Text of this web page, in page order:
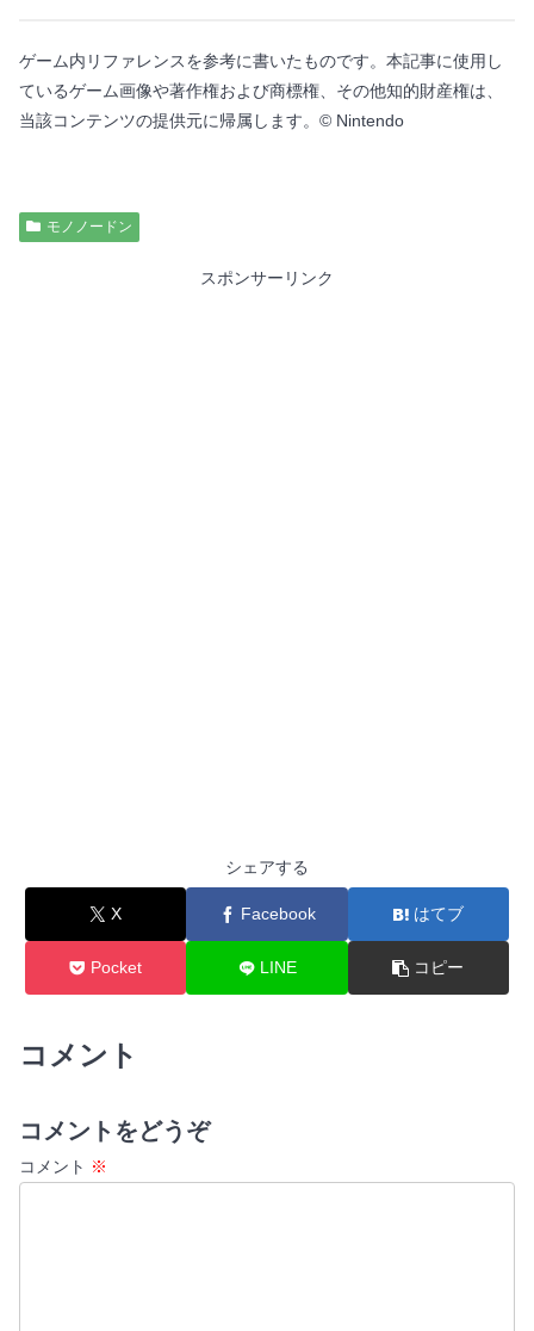
ゲーム内リファレンスを参考に書いたものです。本記事に使用し
ているゲーム画像や著作権および商標権、その他知的財産権は、
当該コンテンツの提供元に帰属します。© Nintendo
モノノードン
スポンサーリンク
シェアする
X Facebook はてブ
Pocket LINE コピー
コメント
コメントをどうぞ
コメント ※